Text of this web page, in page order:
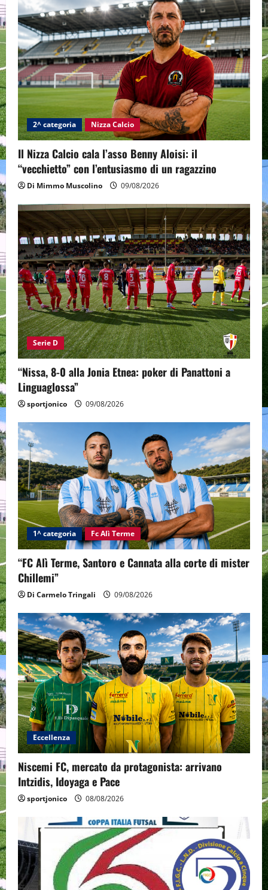
2^ categoria Nizza Calcio
Il Nizza Calcio cala l’asso Benny Aloisi: il
“vecchietto” con l’entusiasmo di un ragazzino
Di Mimmo Muscolino 09/08/2026
Serie D
“Nissa, 8-0 alla Jonia Etnea: poker di Panattoni a
Linguaglossa”
sportjonico 09/08/2026
1^ categoria Fc Alì Terme
“FC Alì Terme, Santoro e Cannata alla corte di mister
Chillemi”
Di Carmelo Tringali 09/08/2026
Eccellenza
Niscemi FC, mercato da protagonista: arrivano
Intzidis, Idoyaga e Pace
sportjonico 08/08/2026